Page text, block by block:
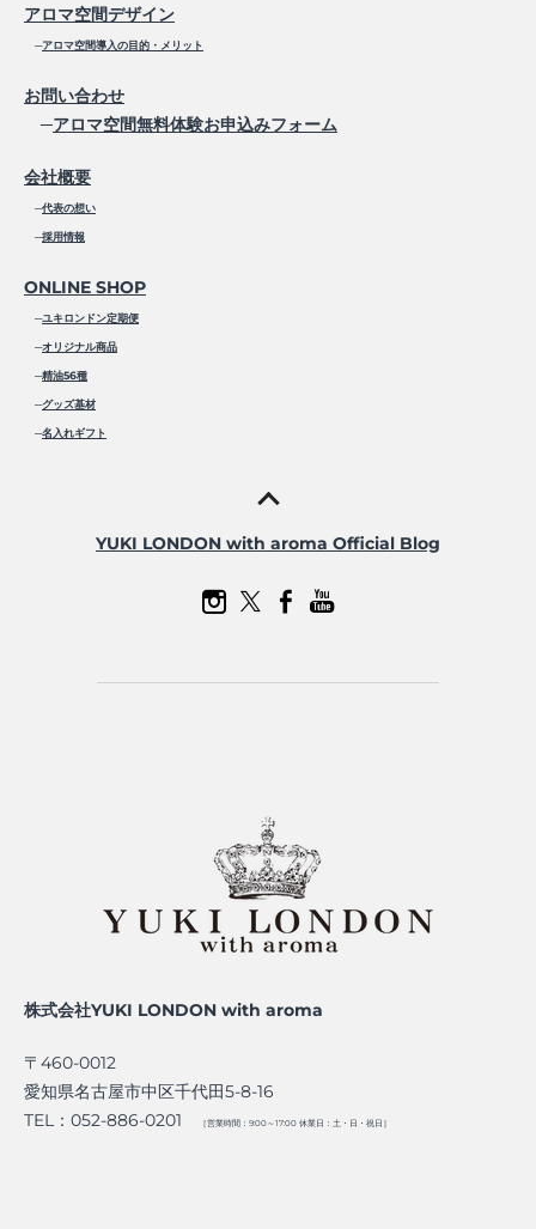
アロマ空間デザイン
─アロマ空間導入の目的・メリット
お問い合わせ
─アロマ空間無料体験お申込みフォーム
会社概要
─代表の想い
─採用情報
ONLINE SHOP
─ユキロンドン定期便
─オリジナル商品
─精油56種
─グッズ基材
─名入れギフト
YUKI LONDON with aroma Official Blog
株式会社YUKI LONDON with aroma
〒460-0012
愛知県名古屋市中区千代田5-8-16
TEL：052-886-0201
［営業時間：9:00～17:00 休業日：土・日・祝日］